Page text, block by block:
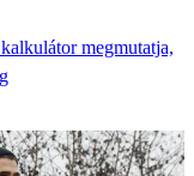
megmutatja,